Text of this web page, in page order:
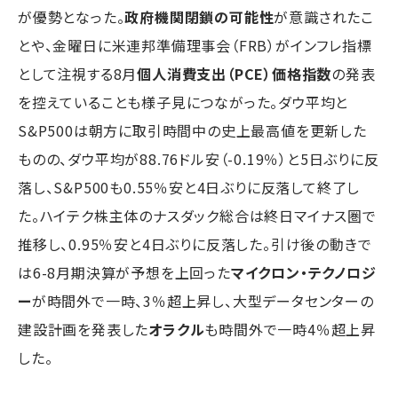
が優勢となった。政府機関閉鎖の可能性が意識されたこ
とや、金曜日に米連邦準備理事会（FRB）がインフレ指標
として注視する8月個人消費支出（PCE）価格指数の発表
を控えていることも様子見につながった。ダウ平均と
S&P500は朝方に取引時間中の史上最高値を更新した
ものの、ダウ平均が88.76ドル安（-0.19％）と5日ぶりに反
落し、S&P500も0.55％安と4日ぶりに反落して終了し
た。ハイテク株主体のナスダック総合は終日マイナス圏で
推移し、0.95％安と4日ぶりに反落した。引け後の動きで
は6-8月期決算が予想を上回ったマイクロン・テクノロジ
ーが時間外で一時、3％超上昇し、大型データセンターの
建設計画を発表したオラクルも時間外で一時4％超上昇
した。